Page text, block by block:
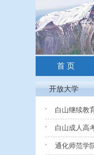
首 页
开放大学
白山继续教
白山成人高
通化师范学